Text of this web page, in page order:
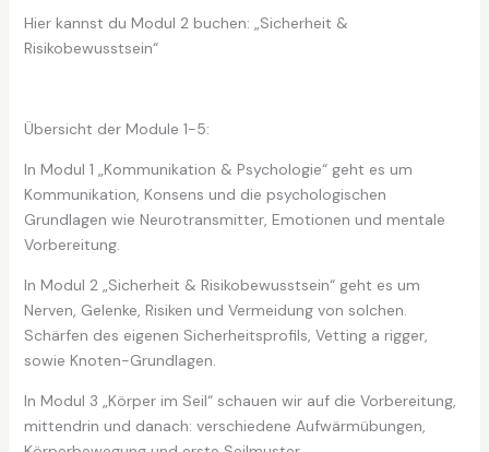
Hier kannst du Modul 2 buchen: „Sicherheit &
Risikobewusstsein“
Übersicht der Module 1-5:
In Modul 1 „Kommunikation & Psychologie“ geht es um
Kommunikation, Konsens und die psychologischen
Grundlagen wie Neurotransmitter, Emotionen und mentale
Vorbereitung.
In Modul 2 „Sicherheit & Risikobewusstsein“ geht es um
Nerven, Gelenke, Risiken und Vermeidung von solchen.
Schärfen des eigenen Sicherheitsprofils, Vetting a rigger,
sowie Knoten-Grundlagen.
In Modul 3 „Körper im Seil“ schauen wir auf die Vorbereitung,
mittendrin und danach: verschiedene Aufwärmübungen,